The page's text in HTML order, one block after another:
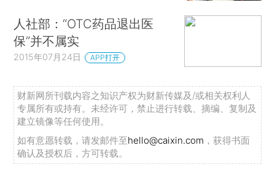
人社部：“OTC药品退出医
保”并不属实
2015年07月24日 APP打开
财新网所刊载内容之知识产权为财新传媒及/或相关权利人
专属所有或持有。未经许可，禁止进行转载、摘编、复制及
建立镜像等任何使用。
如有意愿转载，请发邮件至hello@caixin.com ，获得书面
确认及授权后，方可转载。